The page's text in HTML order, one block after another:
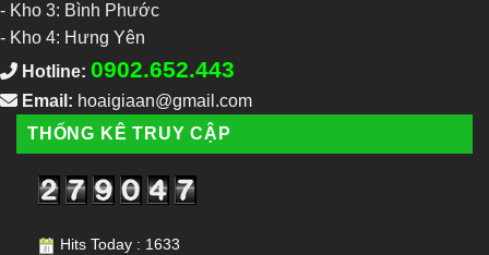
- Kho 3: Bình Phước
- Kho 4: Hưng Yên
Hotline: 0902.652.443
Email: hoaigiaan@gmail.com
THỐNG KÊ TRUY CẬP
Hits Today : 1633